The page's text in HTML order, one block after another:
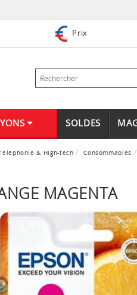
Prix
SOLDES
& High-tech Consommables
MAGENTA